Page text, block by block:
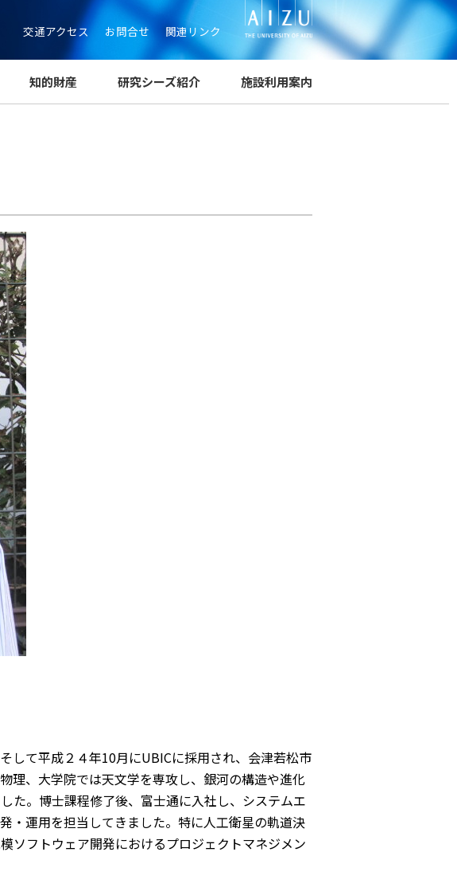
交通アクセス お問合せ 関連リンク
知的財産 研究シーズ紹介 施設利用案内
て平成２４年10月にUBICに採用され、会津若松市
理、大学院では天文学を専攻し、銀河の構造や進化
た。博士課程修了後、富士通に入社し、システムエ
・運用を担当してきました。特に人工衛星の軌道決
ソフトウェア開発におけるプロジェクトマネジメン